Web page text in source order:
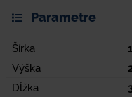
Parametre
Šírka
Výška
Dĺžka